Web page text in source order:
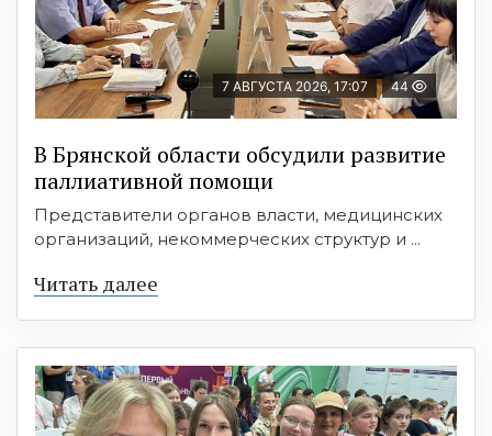
7 АВГУСТА 2026, 17:07 44
В Брянской области обсудили развитие
паллиативной помощи
Представители органов власти, медицинских
организаций, некоммерческих структур и ...
Читать далее